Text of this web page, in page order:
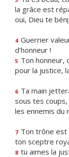
la grâce est
oui, Dieu te béni
4 Guerrier
d'honneur !
5 Ton honneur,
pour la justice,
6 Ta main
sous tes
les ennemis du
7 Ton trône est
ton sceptre
8 tu aimes la